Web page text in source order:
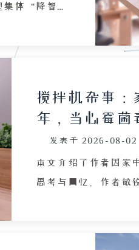
的结合，文章表达了
以及人性善恶难辨的
能源于社会本身的分
集体“降智”
趣味和上下
人话的人
力，但可
模型”，对
赖 AI 的心态
承认自身懒
单一，最终陷
。文章通过
验之间落差
搅拌机杂事：
年，当心霉菌
发表于 2026-08-02
本文介绍了作者因家
思考与回忆。作者敏
者追溯了两台搅拌机